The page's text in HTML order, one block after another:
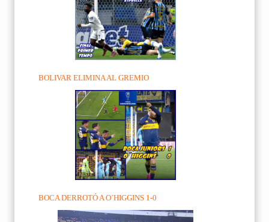
BOLIVAR ELIMINA AL GREMIO
BOCA DERROTÓ A O´HIGGINS 1-0